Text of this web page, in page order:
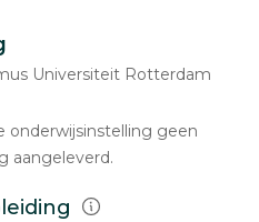
Universiteit Rotterdam
onderwijsinstelling geen
aangeleverd.